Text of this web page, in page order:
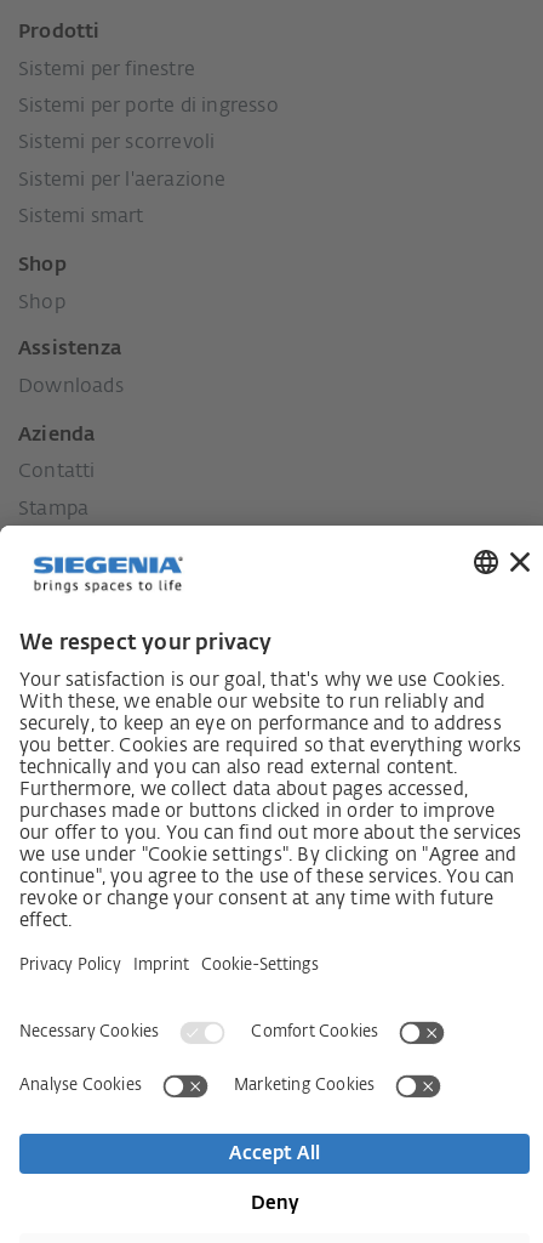
Prodotti
Sistemi per finestre
Sistemi per porte di ingresso
Sistemi per scorrevoli
Sistemi per l'aerazione
Sistemi smart
Shop
Shop
Assistenza
Downloads
Azienda
Contatti
Stampa
I nostri valori
Lieferkettensorgfaltspflichtengesetz
Lieferantenkodex
LkSG-Merkblatt für Lieferanten
Beschwerdeverfahren
Impressum
AVB
Dichiarazione sull‘Accessibilità